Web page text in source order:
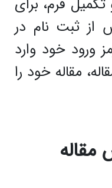
فرم، برای
از ثبت نام در
ورود خود وارد
مقاله خود را
مقاله